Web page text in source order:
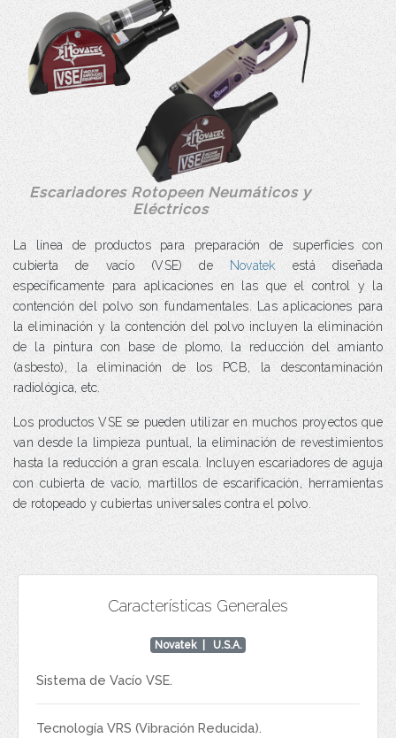
Escariadores Rotopeen Neumáticos y
Eléctricos
La línea de productos para preparación de superficies con
cubierta de vacío (VSE) de
Novatek está diseñada
específicamente para aplicaciones en las que el control y la
contención del polvo son fundamentales. Las aplicaciones para
la eliminación y la contención del polvo incluyen la eliminación
de la pintura con base de plomo, la reducción del amianto
(asbesto), la eliminación de los PCB, la descontaminación
radiológica, etc.
Los productos VSE se pueden utilizar en muchos proyectos que
van desde la limpieza puntual, la eliminación de revestimientos
hasta la reducción a gran escala. Incluyen escariadores de aguja
con cubierta de vacío, martillos de escarificación, herramientas
de rotopeado y cubiertas universales contra el polvo.
Características Generales
Novatek| U.S.A.
Sistema de Vacío VSE.
Tecnología VRS (Vibración Reducida).